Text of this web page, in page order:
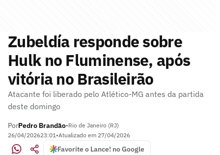
Zubeldía responde sobre
Hulk no Fluminense, após
vitória no Brasileirão
Atacante foi liberado pelo Atlético-MG antes da partida
deste domingo
PorPedro Brandão•Rio de Janeiro (RJ)
26/04/202623:01•Atualizado em 27/04/2026
Favorite o Lance! no Google